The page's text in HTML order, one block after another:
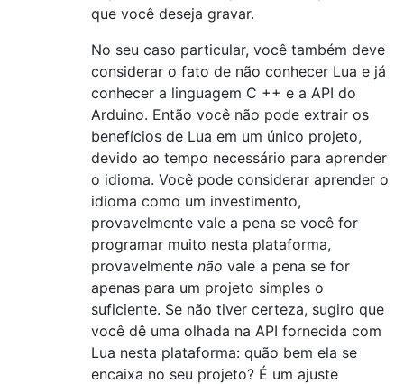
que você deseja gravar.
No seu caso particular, você também deve
considerar o fato de não conhecer Lua e já
conhecer a linguagem C ++ e a API do
Arduino. Então você não pode extrair os
benefícios de Lua em um único projeto,
devido ao tempo necessário para aprender
o idioma. Você pode considerar aprender o
idioma como um investimento,
provavelmente vale a pena se você for
programar muito nesta plataforma,
provavelmente não vale a pena se for
apenas para um projeto simples o
suficiente. Se não tiver certeza, sugiro que
você dê uma olhada na API fornecida com
Lua nesta plataforma: quão bem ela se
encaixa no seu projeto? É um ajuste